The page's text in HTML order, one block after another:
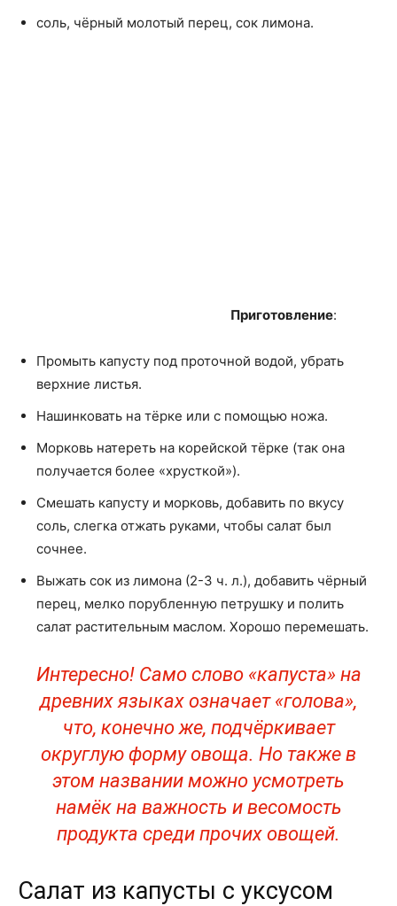
соль, чёрный молотый перец, сок лимона.
Приготовление:
Промыть капусту под проточной водой, убрать
верхние листья.
Нашинковать на тёрке или с помощью ножа.
Морковь натереть на корейской тёрке (так она
получается более «хрусткой»).
Смешать капусту и морковь, добавить по вкусу
соль, слегка отжать руками, чтобы салат был
сочнее.
Выжать сок из лимона (2-3 ч. л.), добавить чёрный
перец, мелко порубленную петрушку и полить
салат растительным маслом. Хорошо перемешать.
Интересно! Само слово «капуста» на
древних языках означает «голова»,
что, конечно же, подчёркивает
округлую форму овоща. Но также в
этом названии можно усмотреть
намёк на важность и весомость
продукта среди прочих овощей.
Салат из капусты с уксусом